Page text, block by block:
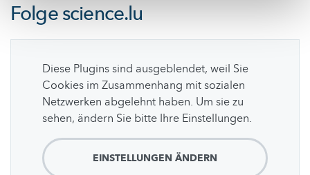
Folgescience.lu
Diese Plugins sind ausgeblendet, weil Sie
Cookies im Zusammenhang mit sozialen
Netzwerken abgelehnt haben. Um sie zu
sehen, ändern Sie bitte Ihre Einstellungen.
EINSTELLUNGEN ÄNDERN